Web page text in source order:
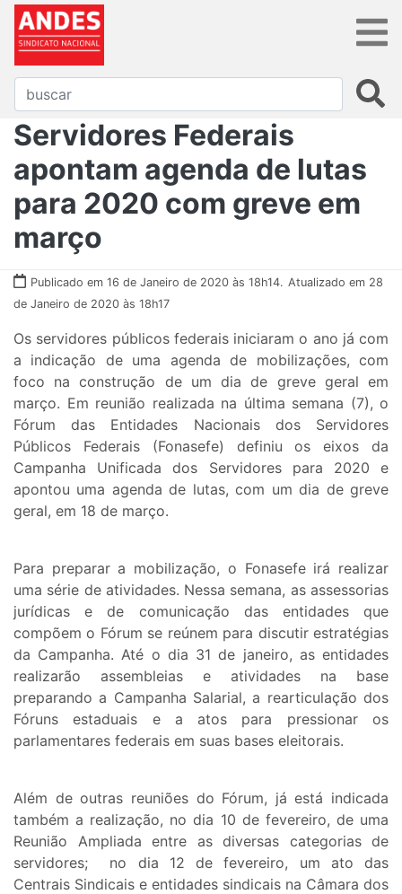
Servidores Federais
apontam agenda de lutas
para 2020 com greve em
março
Publicado em 16 de Janeiro de 2020 às 18h14. Atualizado em 28
de Janeiro de 2020 às 18h17
Os servidores públicos federais iniciaram o ano já com
a indicação de uma agenda de mobilizações, com
foco na construção de um dia de greve geral em
março. Em reunião realizada na última semana (7), o
Fórum das Entidades Nacionais dos Servidores
Públicos Federais (Fonasefe) definiu os eixos da
Campanha Unificada dos Servidores para 2020 e
apontou uma agenda de lutas, com um dia de greve
geral, em 18 de março.
Para preparar a mobilização, o Fonasefe irá realizar
uma série de atividades. Nessa semana, as assessorias
jurídicas e de comunicação das entidades que
compõem o Fórum se reúnem para discutir estratégias
da Campanha. Até o dia 31 de janeiro, as entidades
realizarão assembleias e atividades na base
preparando a Campanha Salarial, a rearticulação dos
Fóruns estaduais e a atos para pressionar os
parlamentares federais em suas bases eleitorais.
Além de outras reuniões do Fórum, já está indicada
também a realização, no dia 10 de fevereiro, de uma
Reunião Ampliada entre as diversas categorias de
servidores; no dia 12 de fevereiro, um ato das
Centrais Sindicais e entidades sindicais na Câmara dos